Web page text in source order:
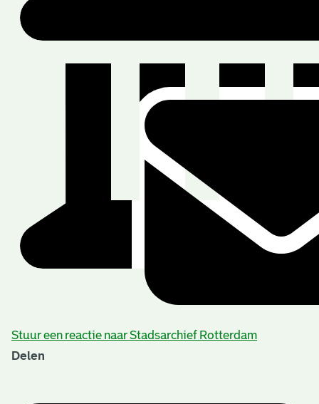
Stuur een reactie naar Stadsarchief Rotterdam
Delen